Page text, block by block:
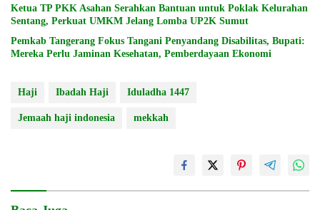
Ketua TP PKK Asahan Serahkan Bantuan untuk Poklak Kelurahan
Sentang, Perkuat UMKM Jelang Lomba UP2K Sumut
Pemkab Tangerang Fokus Tangani Penyandang Disabilitas, Bupati:
Mereka Perlu Jaminan Kesehatan, Pemberdayaan Ekonomi
Haji Ibadah Haji Iduladha 1447
Jemaah haji indonesia mekkah